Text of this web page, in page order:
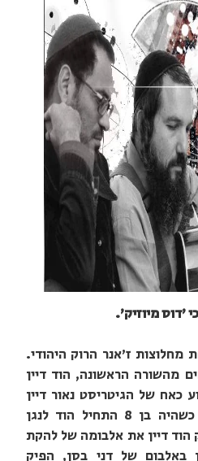
'דוס מיוזיק'.
ז'אנר הרוק היהודי.
מהשורה הראשונה, הוד דיין
כאח של הגיטריסט נאור דיין
והמתופף איגי דיין. עוד כשהיה בן 8 התחיל הוד לנגן
בשנת 1985 הפיק הוד דיין את אלבומה של להקת
באלבום של דני בסן, הפיק